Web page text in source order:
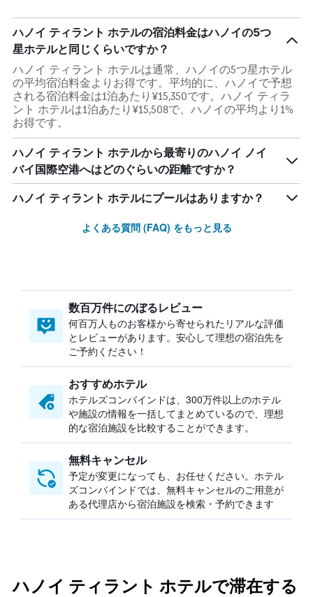
ハノイ ティラント ホテルの宿泊料金はハノイの5つ
星ホテルと同じくらいですか？
ハノイ ティラント ホテルは通常、ハノイの5つ星ホテル
の平均宿泊料金よりお得です。平均的に、ハノイで予想
される宿泊料金は1泊あたり¥15,350です。ハノイ ティラ
ント ホテルは1泊あたり¥15,508で、ハノイの平均より1%
お得です。
ハノイ ティラント ホテルから最寄りのハノイ ノイ
バイ国際空港へはどのぐらいの距離ですか？
ハノイ ティラント ホテルにプールはありますか？
よくある質問 (FAQ) をもっと見る
数百万件にのぼるレビュー
何百万人ものお客様から寄せられたリアルな評価
とレビューがあります。安心して理想の宿泊先を
ご予約ください！
おすすめホテル
ホテルズコンバインドは、300万件以上のホテル
や施設の情報を一括してまとめているので、理想
的な宿泊施設を比較することができます。
無料キャンセル
予定が変更になっても、お任せください。ホテル
ズコンバインドでは、無料キャンセルのご用意が
ある代理店から宿泊施設を検索・予約できます
ハノイ ティラント ホテルで滞在する